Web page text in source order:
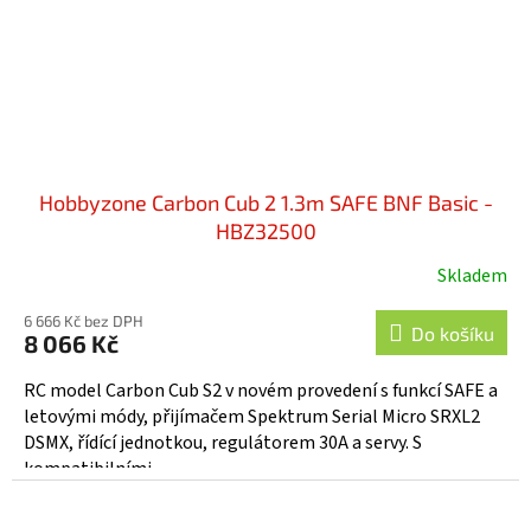
Hobbyzone Carbon Cub 2 1.3m SAFE BNF Basic -
HBZ32500
Skladem
6 666 Kč bez DPH
8 066 Kč Do košíku
RC model Carbon Cub S2 v novém provedení s funkcí SAFE a
letovými módy, přijímačem Spektrum Serial Micro SRXL2
DSMX, řídící jednotkou, regulátorem 30A a servy. S
kompatibilními...